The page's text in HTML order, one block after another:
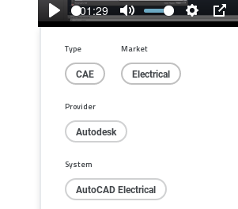
Play
01:29
Mute
Settings
PIP
Type
CAE
Market
Electrical
Provider
Autodesk
System
AutoCAD Electrical